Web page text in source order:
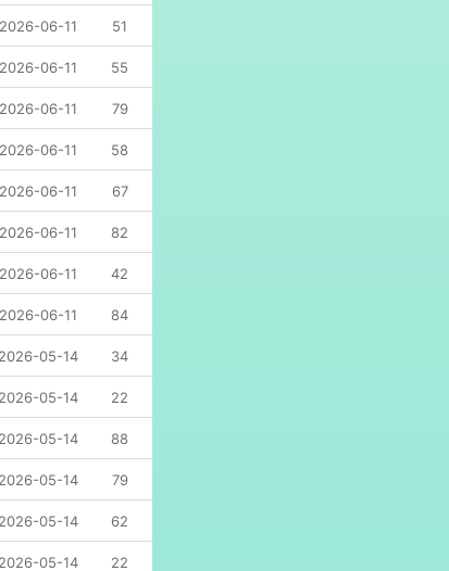
2026-06-11 51
2026-06-11 55
2026-06-11 79
2026-06-11 58
2026-06-11 67
2026-06-11 82
2026-06-11 42
2026-06-11 84
2026-05-14 34
2026-05-14 22
2026-05-14 88
2026-05-14 79
2026-05-14 62
2026-05-14 22